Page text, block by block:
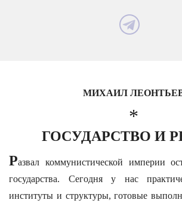
МИХАИЛ
*
ГОСУДАРСТВО И
Развал коммунистической империи
государства. Сегодня у нас
институты и структуры, готовые